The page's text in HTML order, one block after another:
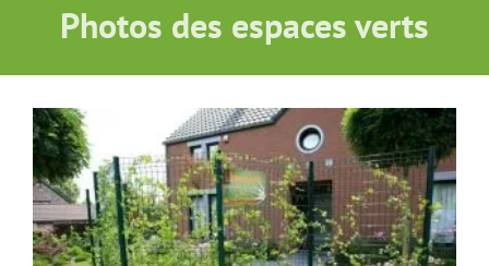
Photos des espaces verts